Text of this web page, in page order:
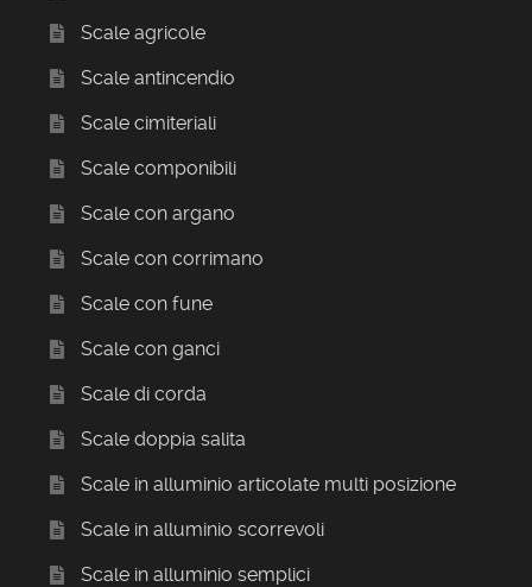
Scale agricole
Scale antincendio
Scale cimiteriali
Scale componibili
Scale con argano
Scale con corrimano
Scale con fune
Scale con ganci
Scale di corda
Scale doppia salita
Scale in alluminio articolate multi posizione
Scale in alluminio scorrevoli
Scale in alluminio semplici